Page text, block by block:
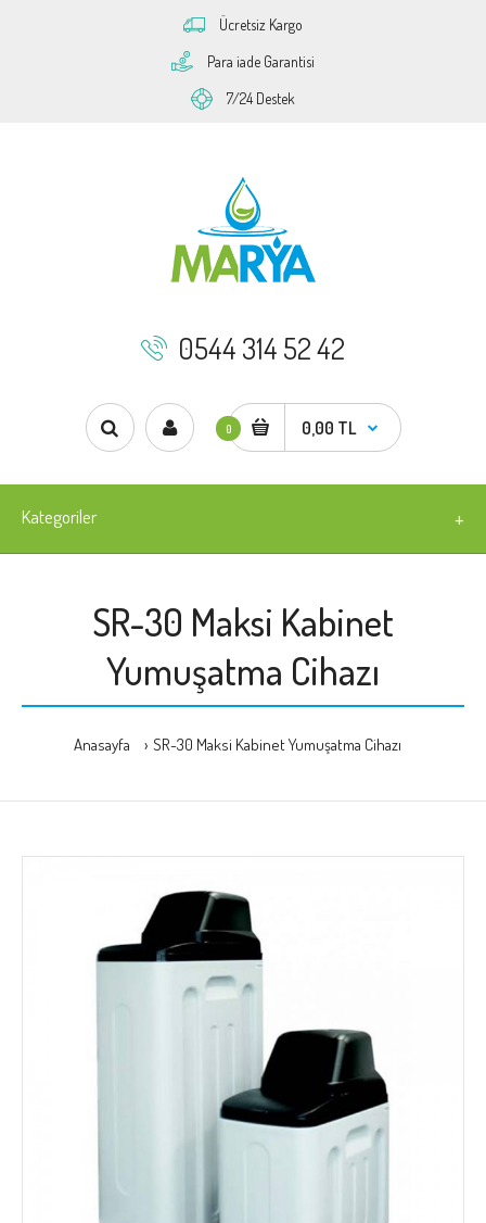
Ücretsiz Kargo
Para iade Garantisi
7/24 Destek
0544 314 52 42
0 0,00 TL
Kategoriler
SR-30 Maksi Kabinet
Yumuşatma Cihazı
Anasayfa SR-30 Maksi Kabinet Yumuşatma Cihazı